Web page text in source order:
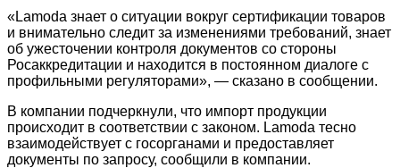
«Lamoda знает о ситуации вокруг сертификации товаров
и внимательно следит за изменениями требований, знает
об ужесточении контроля документов со стороны
Росаккредитации и находится в постоянном диалоге с
профильными регуляторами», — сказано в сообщении.
В компании подчеркнули, что импорт продукции
происходит в соответствии с законом. Lamoda тесно
взаимодействует с госорганами и предоставляет
документы по запросу, сообщили в компании.